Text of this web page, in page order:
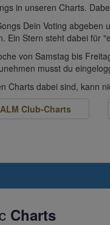
in unseren Charts.
Dein Voting
Ein Stern steht dabei für
von Samstag bis
musst du
Charts dabei sind, kann
ALM Club-Charts
Charts